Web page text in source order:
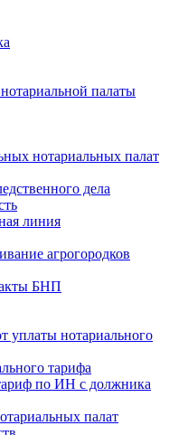
палаты
нотариальных палат
дела
линия
агрогородков
БНП
уплаты нотариального
тарифа
по ИН с должника
палат